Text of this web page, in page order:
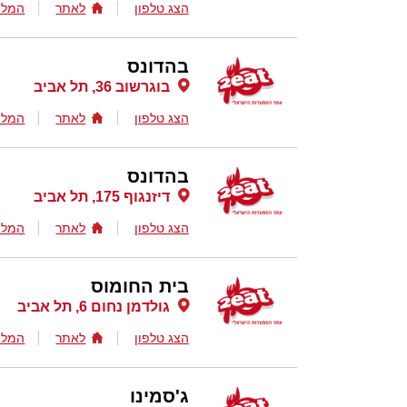
הצג טלפון לאתר
בהדונס
בוגרשוב 36, תל אביב
הצג טלפון לאתר
בהדונס
דיזנגוף 175, תל אביב
הצג טלפון לאתר
בית החומוס
גולדמן נחום 6, תל אביב
הצג טלפון לאתר
ג'סמינו